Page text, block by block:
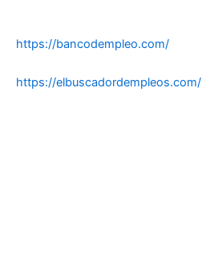
https://bancodempleo.com/
https://elbuscadordempleos.com/